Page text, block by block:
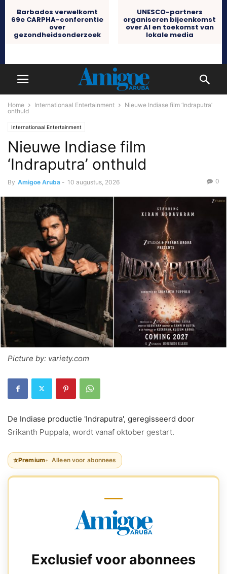
Barbados verwelkomt
69e CARPHA-conferentie
over
gezondheidsonderzoek
UNESCO-partners
organiseren bijeenkomst
over AI en toekomst van
lokale media